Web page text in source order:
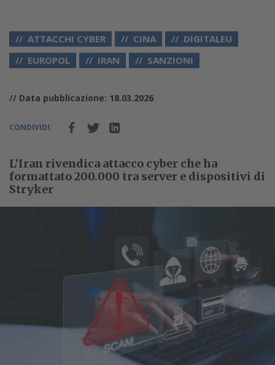
ATTACCHI CYBER CINA
DIGITALEU
EUROPOL
IRAN SANZIONI
// Data pubblicazione: 18.03.2026
CONDIVIDI:
L’Iran rivendica attacco cyber che ha
formattato 200.000 tra server e dispositivi di
Stryker